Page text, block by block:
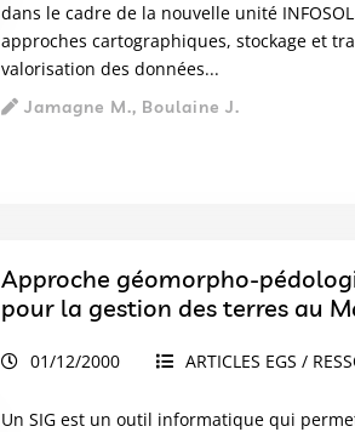
dans le cadre de la nouvelle unité
approches cartographiques, stockage et
valorisation des données...
Jamagne M., Boulaine J.
Approche géomorpho-
pour la gestion des terres au
01/12/2000 ARTICLES EGS /
Un SIG est un outil informatique qui